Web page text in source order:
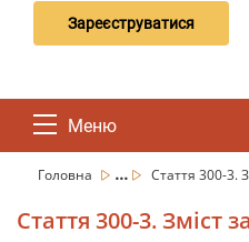
Зареєструватися
Меню
Головна ... Стаття 300-3.
Стаття 300-3. Зміст